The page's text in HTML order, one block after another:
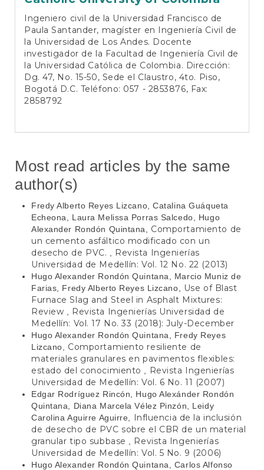
Ingeniero civil de la Universidad Francisco de
Paula Santander, magíster en Ingeniería Civil de
la Universidad de Los Andes. Docente
investigador de la Facultad de Ingeniería Civil de
la Universidad Católica de Colombia. Dirección:
Dg. 47, No. 15-50, Sede el Claustro, 4to. Piso,
Bogotá D.C. Teléfono: 057 - 2853876, Fax:
2858792
Most read articles by the same
author(s)
Fredy Alberto Reyes Lizcano, Catalina Guáqueta
Echeona, Laura Melissa Porras Salcedo, Hugo
Alexander Rondón Quintana, Comportamiento de
un cemento asfáltico modificado con un
desecho de PVC.
Revista Ingenierías
Universidad de Medellín: Vol. 12 No. 22 (2013)
Hugo Alexander Rondón Quintana, Marcio Muniz de
Farias, Fredy Alberto Reyes Lizcano,
Use of Blast
Furnace Slag and Steel in Asphalt Mixtures:
Review
Revista Ingenierías Universidad de
Medellín: Vol. 17 No. 33 (2018): July-December
Hugo Alexander Rondón Quintana, Fredy Reyes
Lizcano, Comportamiento resiliente de
materiales granulares en pavimentos flexibles:
estado del conocimiento
Revista Ingenierías
Universidad de Medellín: Vol. 6 No. 11 (2007)
Edgar Rodríguez Rincón, Hugo Alexánder Rondón
Quintana, Diana Marcela Vélez Pinzón, Leidy
Carolina Aguirre Aguirre,
Influencia de la inclusión
de desecho de PVC sobre el CBR de un material
granular tipo subbase
Revista Ingenierías
Universidad de Medellín: Vol. 5 No. 9 (2006)
Hugo Alexander Rondón Quintana, Carlos Alfonso